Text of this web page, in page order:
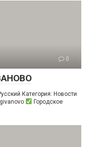
0
Категория: Новости
Городское